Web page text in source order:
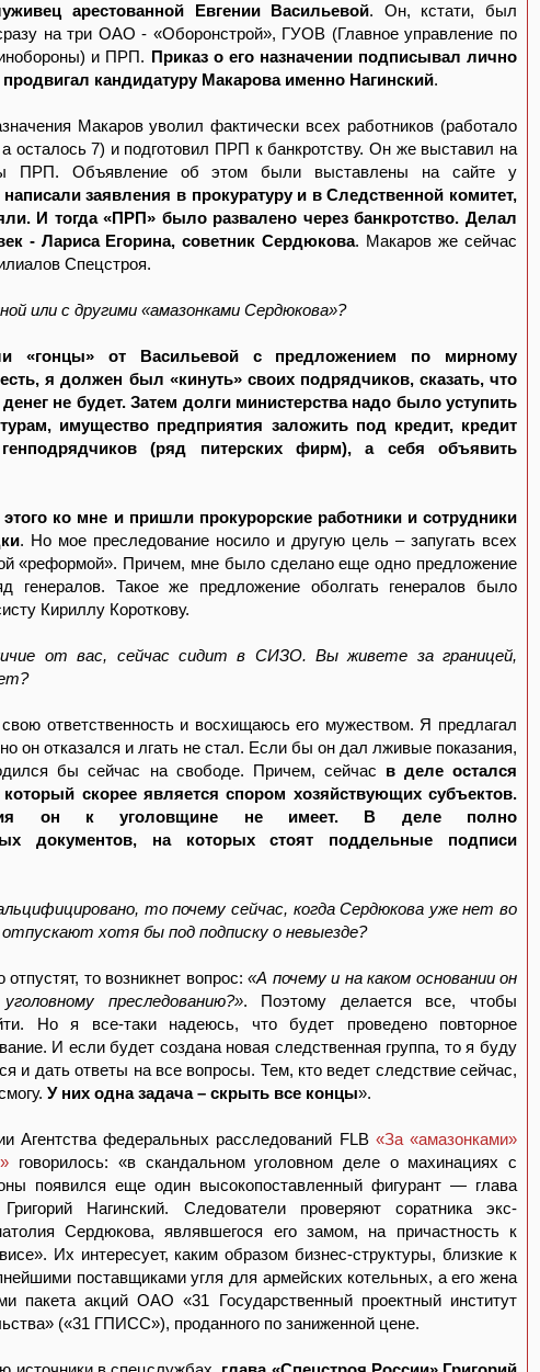
арестованной Евгении Васильевой. Он, кстати, был
на три ОАО - «Оборонстрой», ГУОВ (Главное управление по
и ПРП. Приказ о его назначении подписывал лично
кандидатуру Макарова именно Нагинский.
Макаров уволил фактически всех работников (работало
осталось 7) и подготовил ПРП к банкротству. Он же выставил на
ПРП. Объявление об этом были выставлены на сайте у
заявления в прокуратуру и в Следственной комитет,
И тогда «ПРП» было развалено через банкротство. Делал
- Лариса Егорина, советник Сердюкова. Макаров же сейчас
Спецстроя.
или с другими «амазонками Сердюкова»?
«гонцы» от Васильевой с предложением по мирному
я должен был «кинуть» своих подрядчиков, сказать, что
не будет. Затем долги министерства надо было уступить
имущество предприятия заложить под кредит, кредит
(ряд питерских фирм), а себя объявить
ко мне и пришли прокурорские работники и сотрудники
. Но мое преследование носило и другую цель – запугать всех
«реформой». Причем, мне было сделано еще одно предложение
генералов. Такое же предложение оболгать генералов было
Кириллу Короткову.
от вас, сейчас сидит в СИЗО. Вы живете за границей,
ответственность и восхищаюсь его мужеством. Я предлагал
он отказался и лгать не стал. Если бы он дал лживые показания,
бы сейчас на свободе. Причем, сейчас в деле остался
скорее является спором хозяйствующих субъектов.
он к уголовщине не имеет. В деле полно
документов, на которых стоят поддельные подписи
то почему сейчас, когда Сердюкова уже нет во
хотя бы под подписку о невыезде?
то возникнет вопрос: «А почему и на каком основании он
преследованию?». Поэтому делается все, чтобы
Но я все-таки надеюсь, что будет проведено повторное
И если будет создана новая следственная группа, то я буду
и дать ответы на все вопросы. Тем, кто ведет следствие сейчас,
У них одна задача – скрыть все концы».
Агентства федеральных расследований FLB «За «амазонками»
говорилось: «в скандальном уголовном деле о махинациях с
появился еще один высокопоставленный фигурант — глава
Нагинский. Следователи проверяют соратника экс-
Сердюкова, являвшегося его замом, на причастность к
Их интересует, каким образом бизнес-структуры, близкие к
поставщиками угля для армейских котельных, а его жена
пакета акций ОАО «31 Государственный проектный институт
(«31 ГПИСС»), проданного по заниженной цене.